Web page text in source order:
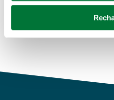
para buscar
Obtenga más información
de cookies.